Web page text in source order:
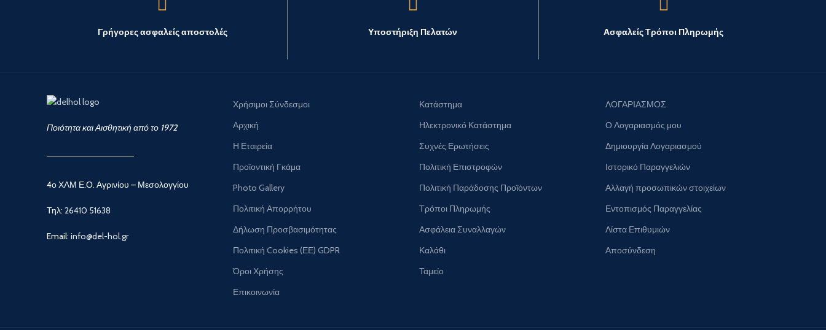
Γρήγορες ασφαλείς αποστολές Υποστήριξη Πελατών Ασφαλείς Τρόποι Πληρωμής
Ποιότητα και Αισθητική από το 1972
4ο ΧΛΜ Ε.Ο. Αγρινίου – Μεσολογγίου
Τηλ: 26410 51638
Email: info@del-hol.gr
Χρήσιμοι Σύνδεσμοι
Αρχική
Η Εταιρεία
Προϊοντική Γκάμα
Photo Gallery
Πολιτική Απορρήτου
Δήλωση Προσβασιμότητας
Πολιτική Cookies (ΕΕ) GDPR
Όροι Χρήσης
Επικοινωνία
Κατάστημα
Ηλεκτρονικό Κατάστημα
Συχνές Ερωτήσεις
Πολιτική Επιστροφών
Πολιτική Παράδοσης Προϊόντων
Τρόποι Πληρωμής
Ασφάλεια Συναλλαγών
Καλάθι
Ταμείο
ΛΟΓΑΡΙΑΣΜΟΣ
Ο Λογαριασμός μου
Δημιουργία Λογαριασμού
Ιστορικό Παραγγελιών
Αλλαγή προσωπικών στοιχείων
Εντοπισμός Παραγγελίας
Λίστα Επιθυμιών
Αποσύνδεση